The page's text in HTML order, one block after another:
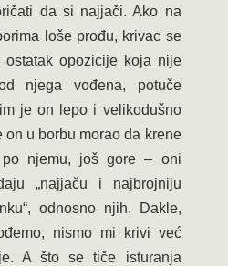
da si najjači. Ako na
loše prođu, krivac se
opozicije koja nije
njega vođena, potuče
je on lepo i velikodušno
on u borbu morao da krene
njemu, još gore – oni
„najjaču i najbrojniju
odnosno njih. Dakle,
nismo mi krivi već
A što se tiče isturanja